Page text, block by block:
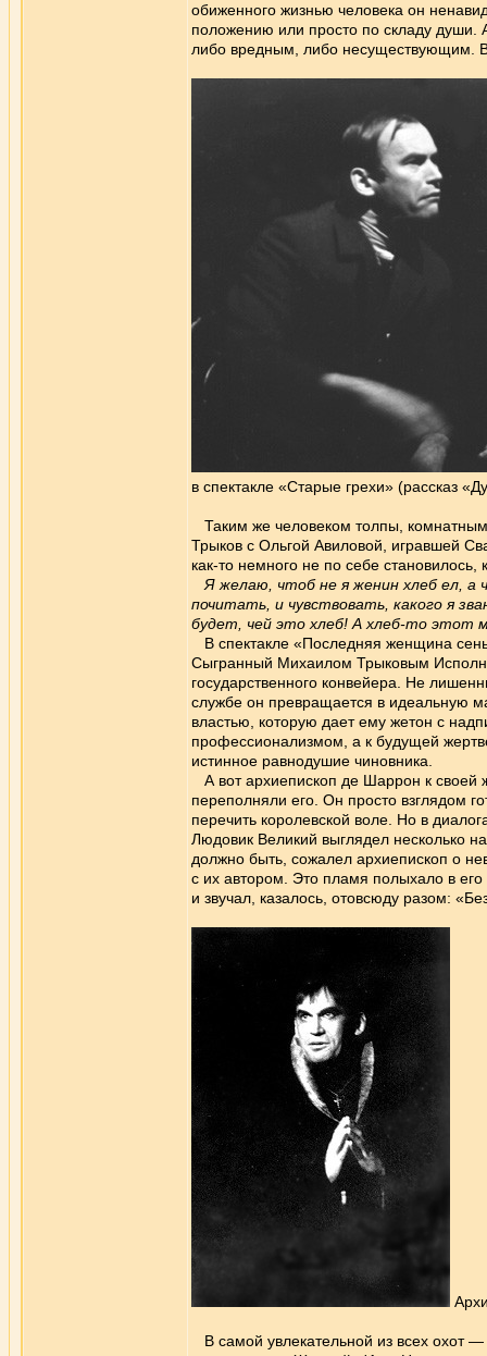
обиженного жизнью человека он
положению или просто по складу души.
либо вредным, либо несуществующим.
в спектакле «Старые грехи» (рассказ
Таким же человеком толпы,
Трыков с Ольгой Авиловой, игравшей
как-то немного не по себе становилось,
Я желаю, чтоб не я женин хлеб ел, а
почитать, и чувствовать, какого я
будет, чей это хлеб! А хлеб-то этот
В спектакле «Последняя женщина
Сыгранный Михаилом Трыковым
государственного конвейера. Не
службе он превращается в идеальную
властью, которую дает ему жетон с
профессионализмом, а к будущей
истинное равнодушие чиновника.
А вот архиепископ де Шаррон к своей
переполняли его. Он просто взглядом
перечить королевской воле. Но в
Людовик Великий выглядел несколько
должно быть, сожалел архиепископ о
с их автором. Это пламя полыхало в
и звучал, казалось, отовсюду разом:
В самой увлекательной из всех охот